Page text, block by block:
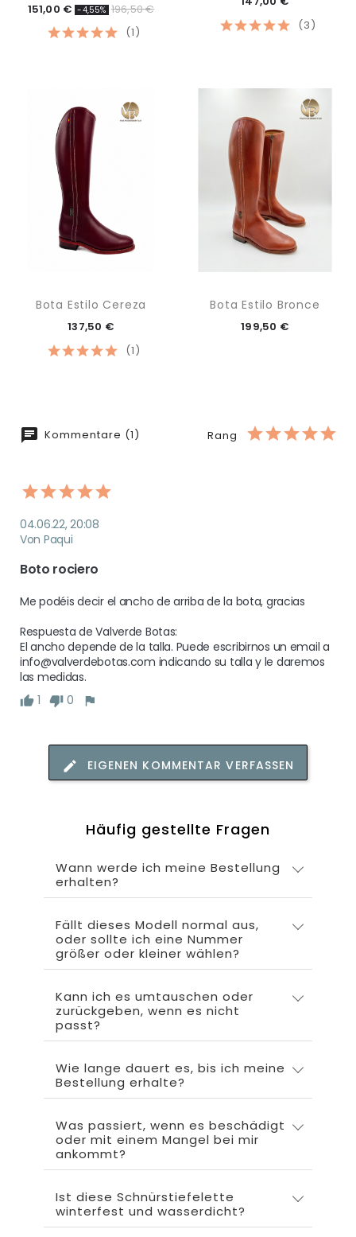
(1)
151,00 € -4,55% 196,50 €
(3)
(1)
Bota Estilo Cereza
137,50 €
Bota Estilo Bronce
199,50 €
Kommentare (1) Rang
04.06.22, 20:08
Von Paqui
Boto rociero
Me podéis decir el ancho de arriba de la bota, gracias
Respuesta de Valverde Botas:
El ancho depende de la talla. Puede escribirnos un email a
info@valverdebotas.com indicando su talla y le daremos
las medidas.
1
0
EIGENEN KOMMENTAR VERFASSEN
Häufig gestellte Fragen
Wann werde ich meine Bestellung
erhalten?
Fällt dieses Modell normal aus,
oder sollte ich eine Nummer
größer oder kleiner wählen?
Kann ich es umtauschen oder
zurückgeben, wenn es nicht
passt?
Wie lange dauert es, bis ich meine
Bestellung erhalte?
Was passiert, wenn es beschädigt
oder mit einem Mangel bei mir
ankommt?
Ist diese Schnürstiefelette
winterfest und wasserdicht?